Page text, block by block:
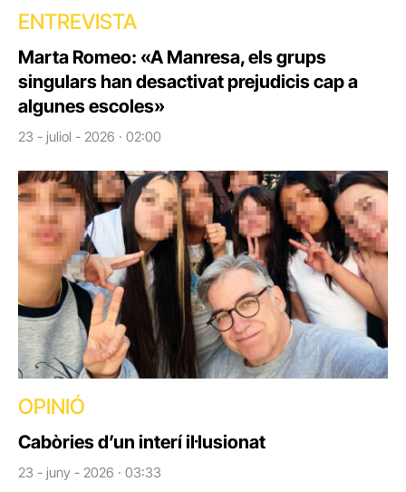
ENTREVISTA
Marta Romeo: «A Manresa, els grups
singulars han desactivat prejudicis cap a
algunes escoles»
23 - juliol - 2026 · 02:00
OPINIÓ
Cabòries d’un interí il·lusionat
23 - juny - 2026 · 03:33